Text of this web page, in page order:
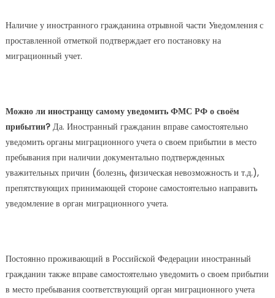
Наличие у иностранного гражданина отрывной части Уведомления с
проставленной отметкой подтверждает его постановку на
миграционный учет.
Можно ли иностранцу самому уведомить ФМС РФ о своём
прибытии? Да. Иностранный гражданин вправе самостоятельно
уведомить органы миграционного учета о своем прибытии в место
пребывания при наличии документально подтвержденных
уважительных причин (болезнь, физическая невозможность и т.д.),
препятствующих принимающей стороне самостоятельно направить
уведомление в орган миграционного учета.
Постоянно проживающий в Российской Федерации иностранный
гражданин также вправе самостоятельно уведомить о своем прибытии
в место пребывания соответствующий орган миграционного учета